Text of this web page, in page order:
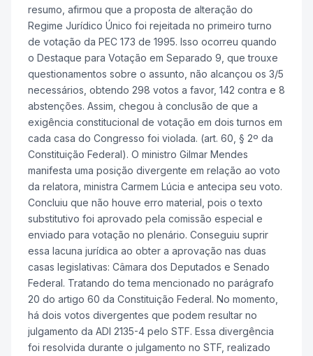
resumo, afirmou que a proposta de alteração do
Regime Jurídico Único foi rejeitada no primeiro turno
de votação da PEC 173 de 1995. Isso ocorreu quando
o Destaque para Votação em Separado 9, que trouxe
questionamentos sobre o assunto, não alcançou os 3/5
necessários, obtendo 298 votos a favor, 142 contra e 8
abstenções. Assim, chegou à conclusão de que a
exigência constitucional de votação em dois turnos em
cada casa do Congresso foi violada. (art. 60, § 2º da
Constituição Federal). O ministro Gilmar Mendes
manifesta uma posição divergente em relação ao voto
da relatora, ministra Carmem Lúcia e antecipa seu voto.
Concluiu que não houve erro material, pois o texto
substitutivo foi aprovado pela comissão especial e
enviado para votação no plenário. Conseguiu suprir
essa lacuna jurídica ao obter a aprovação nas duas
casas legislativas: Câmara dos Deputados e Senado
Federal. Tratando do tema mencionado no parágrafo
20 do artigo 60 da Constituição Federal. No momento,
há dois votos divergentes que podem resultar no
julgamento da ADI 2135-4 pelo STF. Essa divergência
foi resolvida durante o julgamento no STF, realizado